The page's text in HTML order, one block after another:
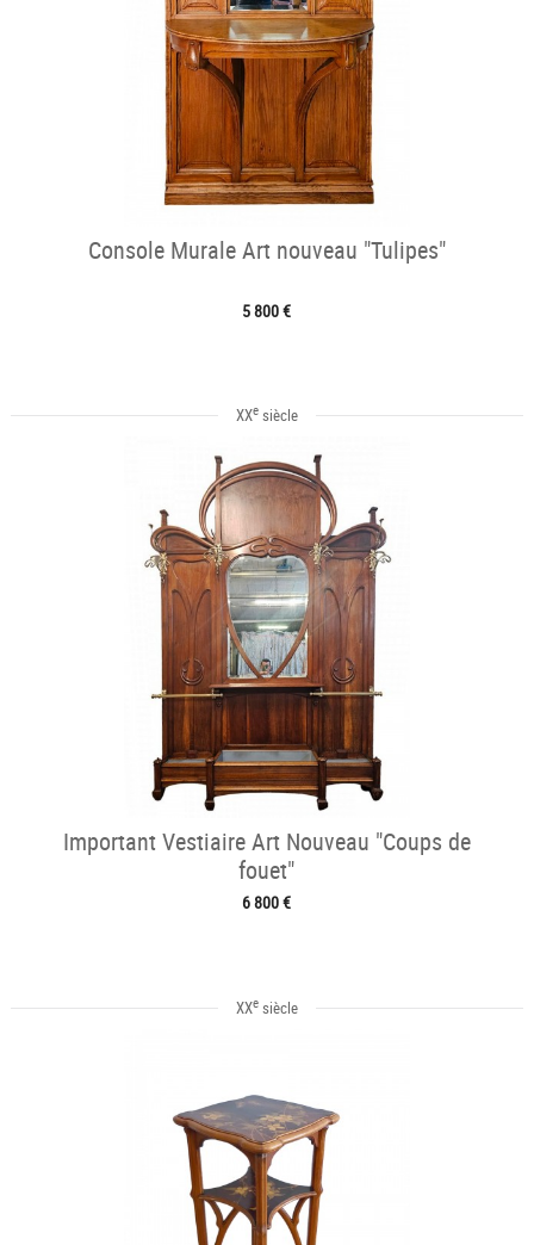
Console Murale Art nouveau "Tulipes"
5 800 €
XXesiècle
Important Vestiaire Art Nouveau "Coups de
fouet"
6 800 €
XXesiècle